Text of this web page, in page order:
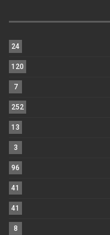
24
120
7
252
13
3
96
41
41
8